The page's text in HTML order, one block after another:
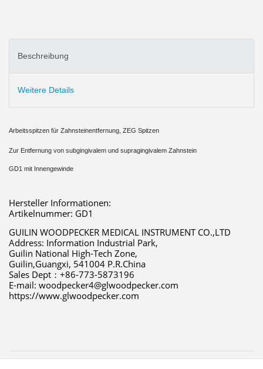
Beschreibung
Weitere Details
Arbeitsspitzen für Zahnsteinentfernung, ZEG Spitzen
Zur Entfernung von subgingivalem und supragingivalem Zahnstein
GD1 mit Innengewinde
Hersteller Informationen:
Artikelnummer: GD1
GUILIN WOODPECKER MEDICAL INSTRUMENT CO.,LTD
Address: Information Industrial Park,
Guilin National High-Tech Zone,
Guilin,Guangxi, 541004 P.R.China
Sales Dept：+86-773-5873196
E-mail: woodpecker4@glwoodpecker.com
https://www.glwoodpecker.com